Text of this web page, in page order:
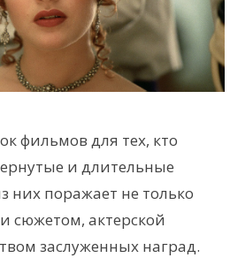
фильмов для тех, кто
и длительные
них поражает не только
сюжетом, актерской
заслуженных наград.